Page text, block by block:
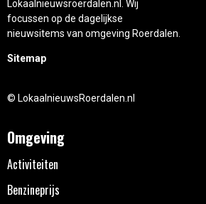
Lokaalnieuwsroerdalen.nl. Wij
focussen op de dagelijkse
nieuwsitems van omgeving Roerdalen.
Sitemap
© LokaalnieuwsRoerdalen.nl
Omgeving
Activiteiten
Benzineprijs